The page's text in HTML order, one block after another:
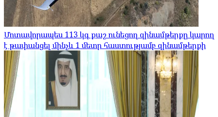
Մոտավորապես 113 կգ քաշ ունեցող զինամթերքը կարող
է թափանցել մինչև 1 մետր հաստությամբ զինամթերքի